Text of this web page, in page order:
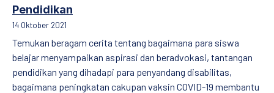
Pendidikan
14 Oktober 2021
Temukan beragam cerita tentang bagaimana para siswa
belajar menyampaikan aspirasi dan beradvokasi, tantangan
pendidikan yang dihadapi para penyandang disabilitas,
bagaimana peningkatan cakupan vaksin COVID-19 membantu